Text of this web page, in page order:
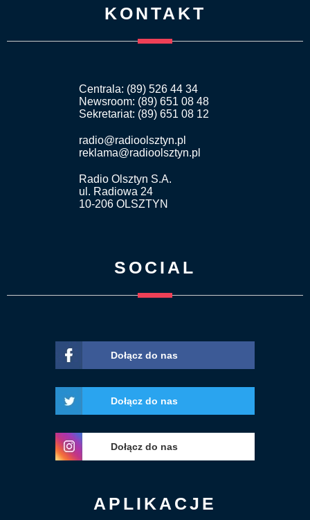
KONTAKT
Centrala: (89) 526 44 34
Newsroom: (89) 651 08 48
Sekretariat: (89) 651 08 12
radio@radioolsztyn.pl
reklama@radioolsztyn.pl
Radio Olsztyn S.A.
ul. Radiowa 24
10-206 OLSZTYN
SOCIAL
Dołącz do nas
Dołącz do nas
Dołącz do nas
APLIKACJE